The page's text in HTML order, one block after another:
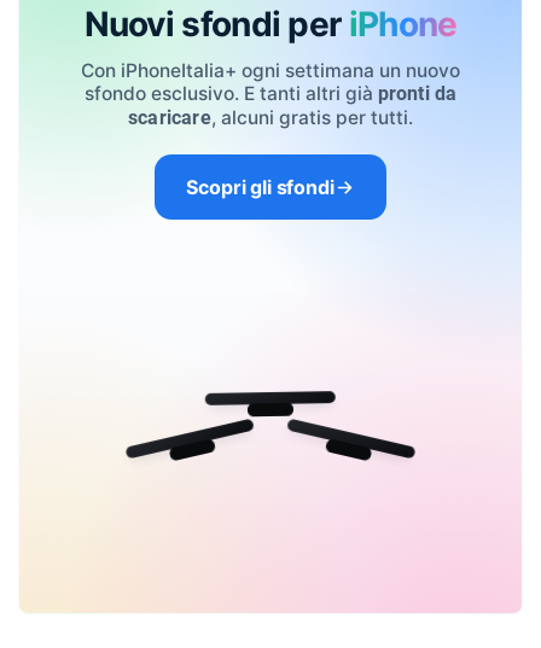
Nuovi sfondi per iPhone
Con iPhoneItalia+ ogni settimana un nuovo
sfondo esclusivo. E tanti altri già pronti da
scaricare, alcuni gratis per tutti.
Scopri gli sfondi